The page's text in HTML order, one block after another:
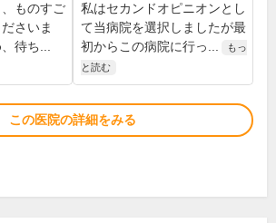
ものすご
さいま
待ち...
私はセカンドオピニオンとし
て当病院を選択しましたが最
初からこの病院に行っ...
もっ
と読む
この医院の詳細をみる